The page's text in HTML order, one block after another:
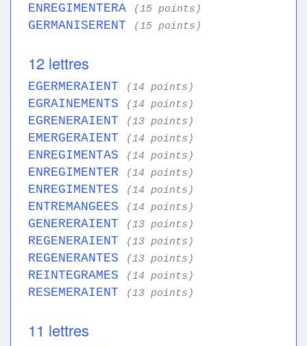
ENREGIMENTERA (15 points)
GERMANISERENT (15 points)
12 lettres
EGERMERAIENT (14 points)
EGRAINEMENTS (14 points)
EGRENERAIENT (13 points)
EMERGERAIENT (14 points)
ENREGIMENTAS (14 points)
ENREGIMENTER (14 points)
ENREGIMENTES (14 points)
ENTREMANGEES (14 points)
GENERERAIENT (13 points)
REGENERAIENT (13 points)
REGENERANTES (13 points)
REINTEGRAMES (14 points)
RESEMERAIENT (13 points)
11 lettres